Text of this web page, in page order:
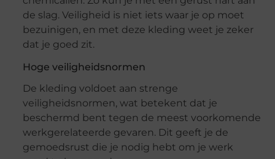
de slag. Veiligheid is niet iets waar je op moet
bezuinigen, en met deze kleding weet je zeker
dat je goed zit.
Hoge veiligheidsnormen
De kleding voldoet aan strenge
veiligheidsnormen, wat betekent dat je
beschermd bent tegen de meest voorkomende
werkgerelateerde gevaren. Dit geeft je de
gemoedsrust die je nodig hebt om je werk